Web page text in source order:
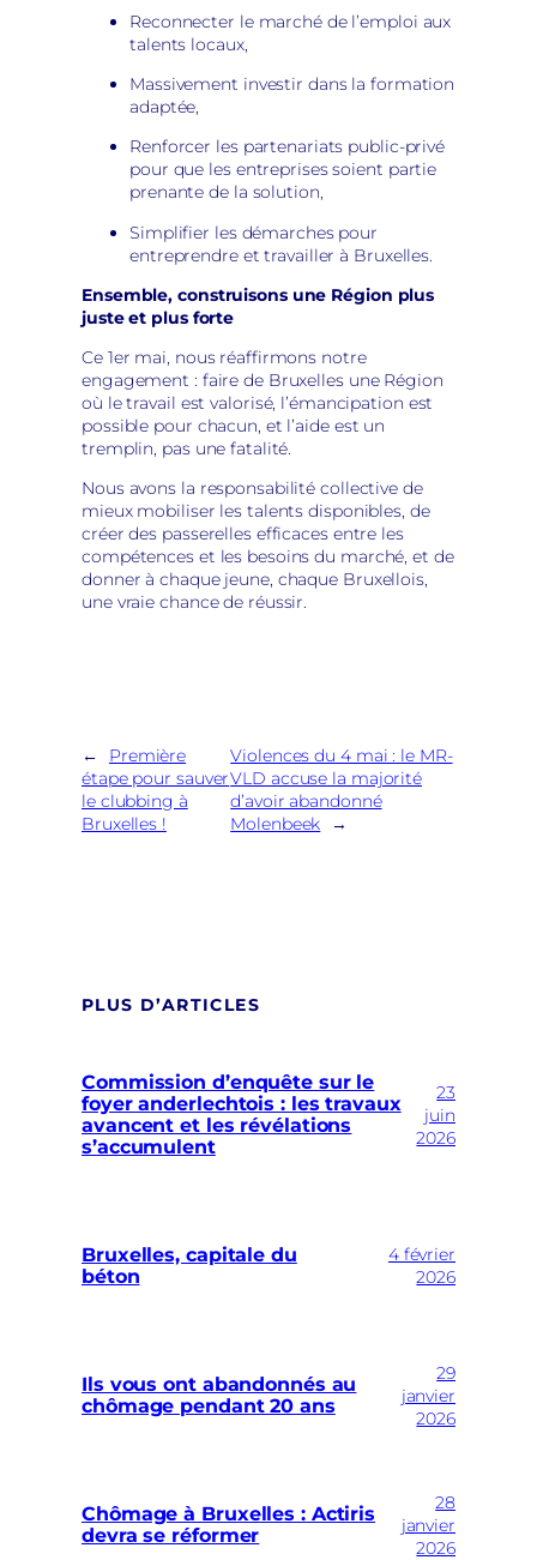
Reconnecter le marché de l’emploi aux
talents locaux,
Massivement investir dans la formation
adaptée,
Renforcer les partenariats public-privé
pour que les entreprises soient partie
prenante de la solution,
Simplifier les démarches pour
entreprendre et travailler à Bruxelles.
Ensemble, construisons une Région plus
juste et plus forte
Ce 1er mai, nous réaffirmons notre
engagement : faire de Bruxelles une Région
où le travail est valorisé, l’émancipation est
possible pour chacun, et l’aide est un
tremplin, pas une fatalité.
Nous avons la responsabilité collective de
mieux mobiliser les talents disponibles, de
créer des passerelles efficaces entre les
compétences et les besoins du marché, et de
donner à chaque jeune, chaque Bruxellois,
une vraie chance de réussir.
←
Première
étape pour sauver
le clubbing à
Bruxelles !
Violences du 4 mai : le MR-
VLD accuse la majorité
d’avoir abandonné
Molenbeek
→
PLUS D’ARTICLES
Commission d’enquête sur le
foyer anderlechtois : les travaux
avancent et les révélations
s’accumulent
23
juin
2026
Bruxelles, capitale du
béton
4 février
2026
Ils vous ont abandonnés au
chômage pendant 20 ans
29
janvier
2026
Chômage à Bruxelles : Actiris
devra se réformer
28
janvier
2026